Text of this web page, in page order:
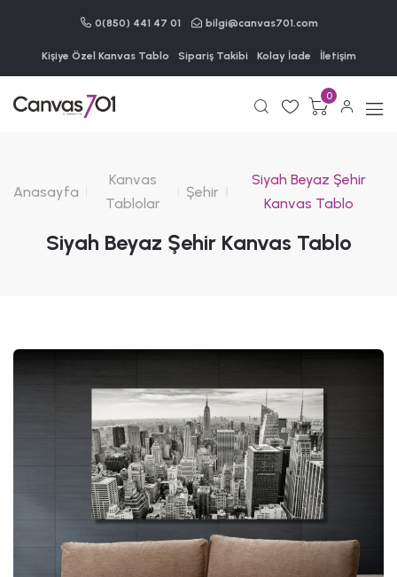
0(850) 441 47 01 bilgi@canvas701.com
Kişiye Özel Kanvas Tablo Sipariş Takibi Kolay İade İletişim
0
Anasayfa
Kanvas
Tablolar
Şehir
Siyah Beyaz Şehir
Kanvas Tablo
Siyah Beyaz Şehir Kanvas Tablo